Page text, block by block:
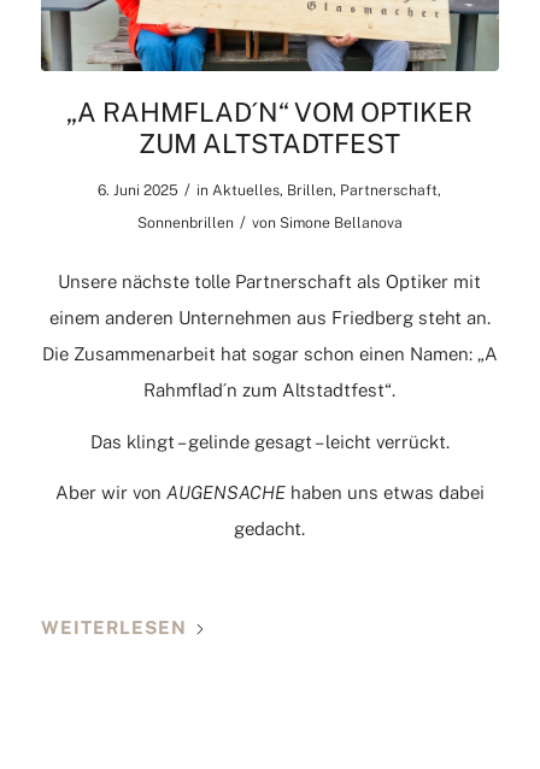
„A RAHMFLAD´N“ VOM OPTIKER
ZUM ALTSTADTFEST
6. Juni 2025 / inAktuelles, Brillen, Partnerschaft,
Sonnenbrillen / von Simone Bellanova
Unsere nächste tolle Partnerschaft als Optiker mit
einem anderen Unternehmen aus Friedberg steht an.
Die Zusammenarbeit hat sogar schon einen Namen: „A
Rahmflad´n zum Altstadtfest“.
Das klingt – gelinde gesagt – leicht verrückt.
Aber wir von AUGENSACHEhaben uns etwas dabei
gedacht.
WEITERLESEN